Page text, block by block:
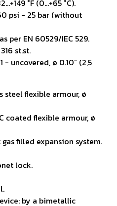
°F (0...+65 °C).
psi - 25 bar (without
per EN 60529/IEC 529.
st.st.
uncovered, ø 0.10” (2,5
steel flexible armour, ø
coated flexible armour, ø
filled expansion system.
lock.
by a bimetallic